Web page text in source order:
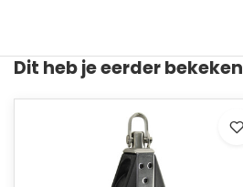
Dit heb je eerder bekeken